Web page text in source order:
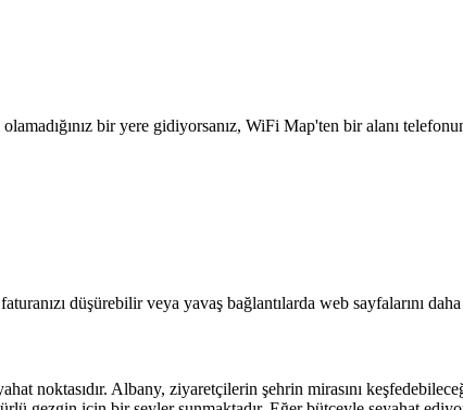
bir yere gidiyorsanız, WiFi Map'ten bir alanı
düşürebilir veya yavaş bağlantılarda web sayfalarını
noktasıdır. Albany, ziyaretçilerin şehrin mirasını